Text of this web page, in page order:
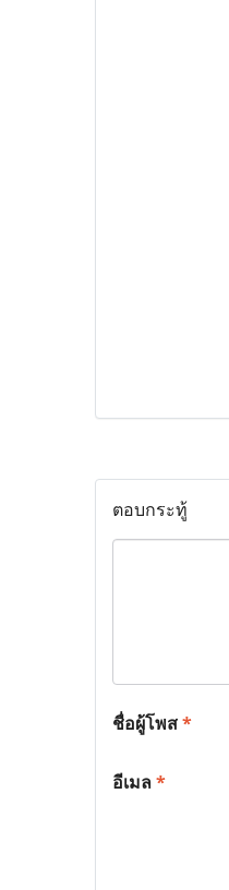
ตอบกระทู้
ชื่อผู้โพส*
อีเมล*